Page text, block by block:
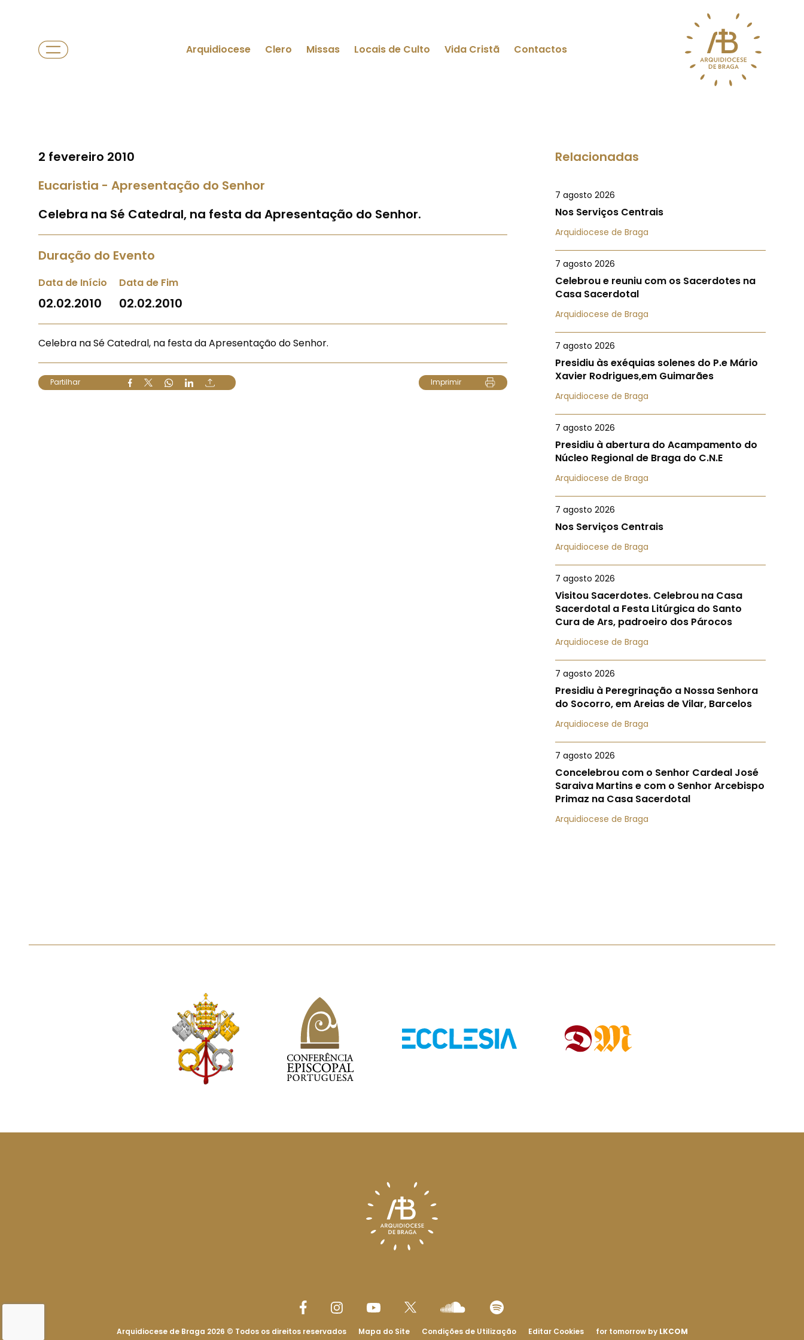
Arquidiocese Clero Missas Locais de Culto Vida Cristã Contactos
2 fevereiro 2010
Eucaristia - Apresentação do Senhor
Celebra na Sé Catedral, na festa da Apresentação do Senhor.
Duração do Evento
Data de Início
02.02.2010
Data de Fim
02.02.2010
Celebra na Sé Catedral, na festa da Apresentação do Senhor.
Partilhar Imprimir
Relacionadas
7 agosto 2026
Nos Serviços Centrais
Arquidiocese de Braga
7 agosto 2026
Celebrou e reuniu com os Sacerdotes na
Casa Sacerdotal
Arquidiocese de Braga
7 agosto 2026
Presidiu às exéquias solenes do P.e Mário
Xavier Rodrigues,em Guimarães
Arquidiocese de Braga
7 agosto 2026
Presidiu à abertura do Acampamento do
Núcleo Regional de Braga do C.N.E
Arquidiocese de Braga
7 agosto 2026
Nos Serviços Centrais
Arquidiocese de Braga
7 agosto 2026
Visitou Sacerdotes. Celebrou na Casa
Sacerdotal a Festa Litúrgica do Santo
Cura de Ars, padroeiro dos Párocos
Arquidiocese de Braga
7 agosto 2026
Presidiu à Peregrinação a Nossa Senhora
do Socorro, em Areias de Vilar, Barcelos
Arquidiocese de Braga
7 agosto 2026
Concelebrou com o Senhor Cardeal José
Saraiva Martins e com o Senhor Arcebispo
Primaz na Casa Sacerdotal
Arquidiocese de Braga
Arquidiocese de Braga 2026 © Todos os direitos reservados Mapa do Site Condições de Utilização Editar Cookies for tomorrow by LKCOM